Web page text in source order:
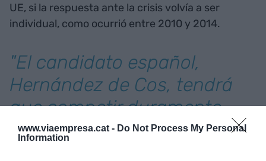
www.viaempresa.cat - Do Not Process My Personal
Information
UE, si la respuesta ante la crisis volvía a ser
individual, como ocurrió entre 2010 y 2014.
"El candidato español,
Hernández de Cos, tendrá
que competir duramente
con una Alemania que no